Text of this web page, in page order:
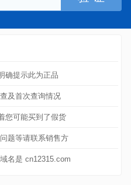
确提示此为正品
及首次查询情况
您可能买到了假货
题等请联系销售方
名是 cn12315.com